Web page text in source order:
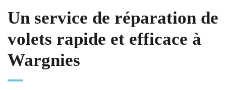
Un service de réparation de
volets rapide et efficace à
Wargnies